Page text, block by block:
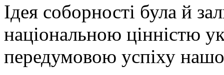
Ідея соборності була й
національною цінністю
передумовою успіху